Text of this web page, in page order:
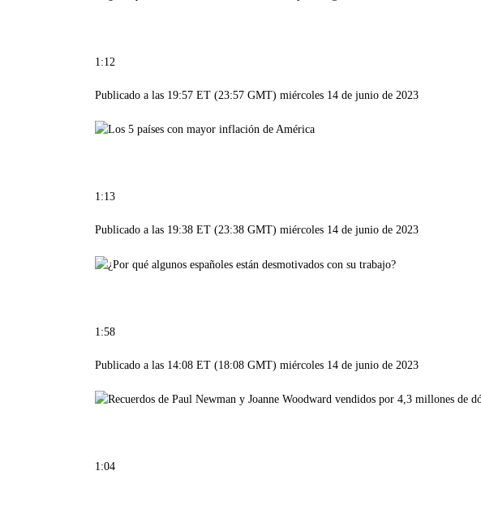
1:12
Publicado a las 19:57 ET (23:57 GMT) miércoles 14 de junio de 2023
1:13
Publicado a las 19:38 ET (23:38 GMT) miércoles 14 de junio de 2023
1:58
Publicado a las 14:08 ET (18:08 GMT) miércoles 14 de junio de 2023
1:04